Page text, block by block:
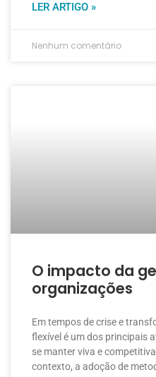
LER ARTIGO »
Nenhum comentário
O impacto da
organizações
Em tempos de crise e
flexível é um dos principais
se manter viva e
contexto, a adoção de